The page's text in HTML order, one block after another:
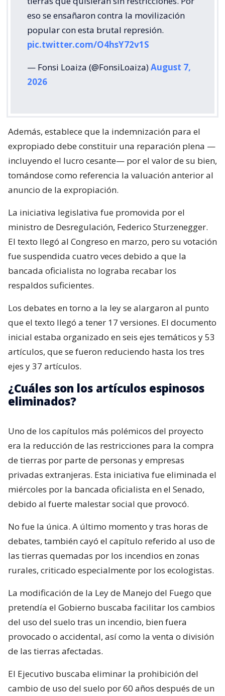
eso se ensañaron contra la movilización
popular con esta brutal represión.
pic.twitter.com/O4hsY72v1S
— Fonsi Loaiza (@FonsiLoaiza)August 7,
2026
Además, establece que la indemnización para el
expropiado debe constituir una reparación plena —
incluyendo el lucro cesante— por el valor de su bien,
tomándose como referencia la valuación anterior al
anuncio de la expropiación.
La iniciativa legislativa fue promovida por el
ministro de Desregulación, Federico Sturzenegger.
El texto llegó al Congreso en marzo, pero su votación
fue suspendida cuatro veces debido a que la
bancada oficialista no lograba recabar los
respaldos suficientes.
Los debates en torno a la ley se alargaron al punto
que el texto llegó a tener 17 versiones. El documento
inicial estaba organizado en seis ejes temáticos y 53
artículos, que se fueron reduciendo hasta los tres
ejes y 37 artículos.
¿Cuáles son los artículos espinosos
eliminados?
Uno de los capítulos más polémicos del proyecto
era la reducción de las restricciones para la compra
de tierras por parte de personas y empresas
privadas extranjeras. Esta iniciativa fue eliminada el
miércoles por la bancada oficialista en el Senado,
debido al fuerte malestar social que provocó.
No fue la única. A último momento y tras horas de
debates, también cayó el capítulo referido al uso de
las tierras quemadas por los incendios en zonas
rurales, criticado especialmente por los ecologistas.
La modificación de la Ley de Manejo del Fuego que
pretendía el Gobierno buscaba facilitar los cambios
del uso del suelo tras un incendio, bien fuera
provocado o accidental, así como la venta o división
de las tierras afectadas.
El Ejecutivo buscaba eliminar la prohibición del
cambio de uso del suelo por 60 años después de un